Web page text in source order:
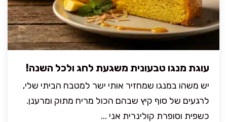
עוגת מנגו טבעונית משגעת לחג ולכל השנה!
יש משהו במנגו שמחזיר אותי ישר למטבח הביתי שלי,
לרגעים של סוף קיץ שבהם הכול מריח מתוק ומרענן.
כשפית וסופרת קולינרית אני ...